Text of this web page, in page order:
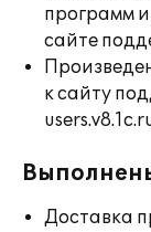
программ
сайте
к сайту
Доставка